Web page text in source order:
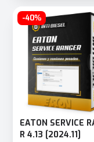
-40%
EATON SERVICE
R 4.13 [2024.11]